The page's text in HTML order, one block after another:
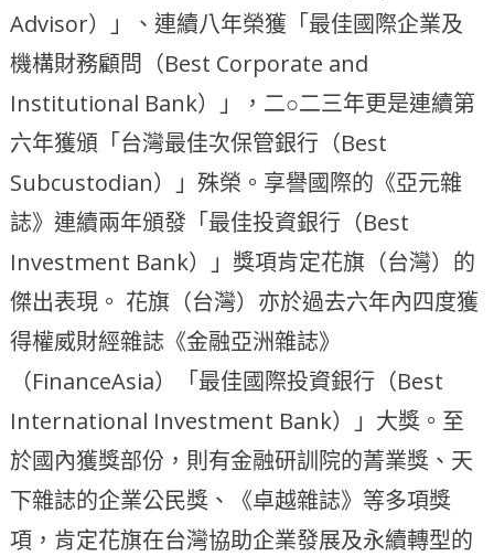
Advisor）」、連續八年榮獲「最佳國際企業及
機構財務顧問（Best Corporate and
Institutional Bank）」，二○二三年更是連續第
六年獲頒「台灣最佳次保管銀行（Best
Subcustodian）」殊榮。享譽國際的《亞元雜
誌》連續兩年頒發「最佳投資銀行（Best
Investment Bank）」獎項肯定花旗（台灣）的
傑出表現。 花旗（台灣）亦於過去六年內四度獲
得權威財經雜誌《金融亞洲雜誌》
（FinanceAsia）「最佳國際投資銀行（Best
International Investment Bank）」大獎。至
於國內獲獎部份，則有金融研訓院的菁業獎、天
下雜誌的企業公民獎、《卓越雜誌》等多項獎
項，肯定花旗在台灣協助企業發展及永續轉型的